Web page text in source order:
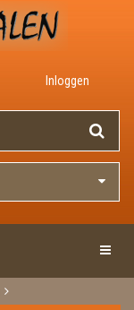
Inloggen